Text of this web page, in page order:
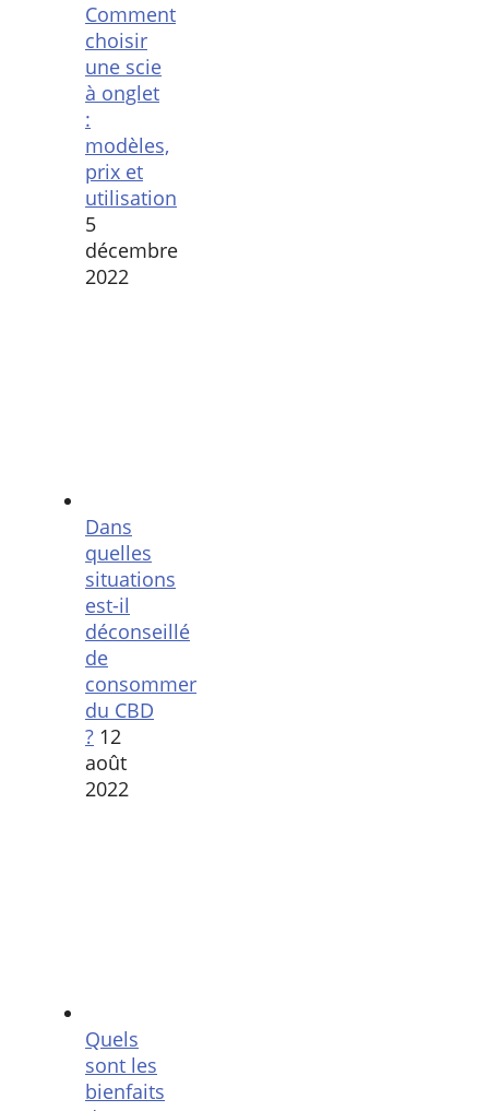
Comment
choisir
une scie
à onglet
:
modèles,
prix et
utilisation
5
décembre
2022
Dans
quelles
situations
est-il
déconseillé
de
consommer
du CBD
? 12
août
2022
Quels
sont les
bienfaits